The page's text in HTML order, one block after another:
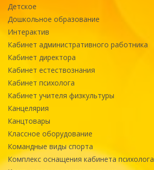
Детское
Дошкольное образование
Интерактив
Кабинет административного работника
Кабинет директора
Кабинет естествознания
Кабинет психолога
Кабинет учителя физкультуры
Канцелярия
Канцтовары
Классное оборудование
Командные виды спорта
Комплекс оснащения кабинета психолога